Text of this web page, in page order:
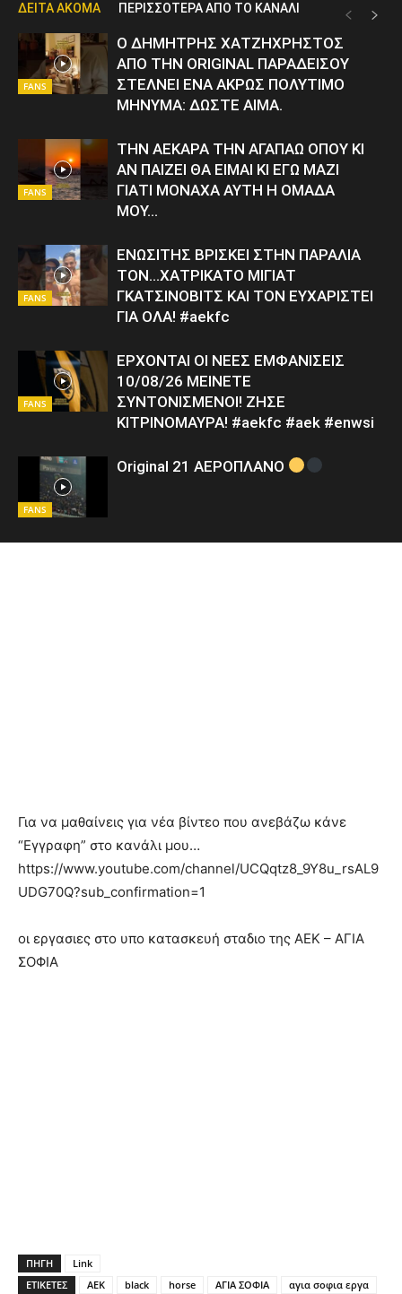
ΔΕΙΤΑ ΑΚΟΜΑ ΠΕΡΙΣΣΟΤΕΡΑ ΑΠΟ ΤΟ ΚΑΝΑΛΙ
FANS
Ο ΔΗΜΗΤΡΗΣ ΧΑΤΖΗΧΡΗΣΤΟΣ
ΑΠΟ ΤΗΝ ORIGINAL ΠΑΡΑΔΕΙΣΟΥ
ΣΤΕΛΝΕΙ ΕΝΑ ΑΚΡΩΣ ΠΟΛΥΤΙΜΟ
ΜΗΝΥΜΑ: ΔΩΣΤΕ ΑΙΜΑ.
FANS
ΤΗΝ ΑΕΚΑΡΑ ΤΗΝ ΑΓΑΠΑΩ ΟΠΟΥ ΚΙ
ΑΝ ΠΑΙΖΕΙ ΘΑ ΕΙΜΑΙ ΚΙ ΕΓΩ ΜΑΖΙ
ΓΙΑΤΙ ΜΟΝΑΧΑ ΑΥΤΗ Η ΟΜΑΔΑ
ΜΟΥ…
FANS
ΕΝΩΣΙΤΗΣ ΒΡΙΣΚΕΙ ΣΤΗΝ ΠΑΡΑΛΙΑ
ΤΟΝ…ΧΑΤΡΙΚΑΤΟ ΜΙΓΙΑΤ
ΓΚΑΤΣΙΝΟΒΙΤΣ ΚΑΙ ΤΟΝ ΕΥΧΑΡΙΣΤΕΙ
ΓΙΑ ΟΛΑ! #aekfc
FANS
ΕΡΧΟΝΤΑΙ ΟΙ ΝΕΕΣ ΕΜΦΑΝΙΣΕΙΣ
10/08/26 ΜΕΙΝΕΤΕ
ΣΥΝΤΟΝΙΣΜΕΝΟΙ! ΖΗΣΕ
ΚΙΤΡΙΝΟΜΑΥΡΑ! #aekfc #aek #enwsi
FANS
Original 21 ΑΕΡΟΠΛΑΝΟ
Για να μαθαίνεις για νέα βίντεο που ανεβάζω κάνε
“Εγγραφη” στο κανάλι μου…
https://www.youtube.com/channel/UCQqtz8_9Y8u_rsAL9
UDG70Q?sub_confirmation=1
οι εργασιες στο υπο κατασκευή σταδιο της ΑΕΚ – ΑΓΙΑ
ΣΟΦΙΑ
ΠΗΓΗ
Link
ΕΤΙΚΕΤΕΣ
AEK black horse ΑΓΙΑ ΣΟΦΙΑ αγια σοφια εργα